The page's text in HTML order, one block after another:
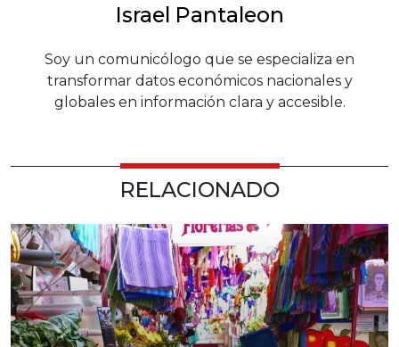
Israel Pantaleon
Soy un comunicólogo que se especializa en
transformar datos económicos nacionales y
globales en información clara y accesible.
RELACIONADO